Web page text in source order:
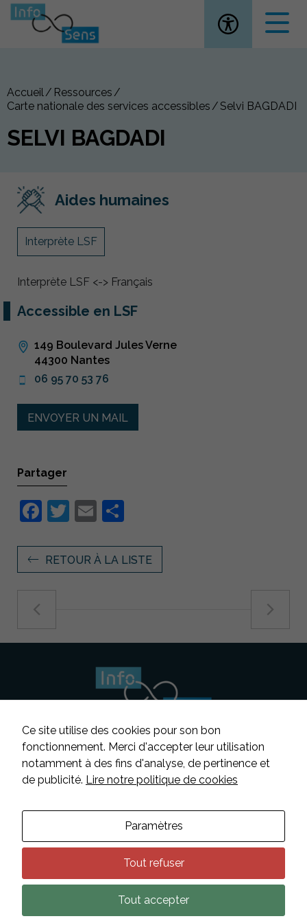
Ouvrir la
Accueil
Ressources
Carte nationale des services accessibles
Selvi BAGDADI
SELVI BAGDADI
Aides humaines
Interprète LSF
Interprète LSF <-> Français
Accessible en LSF
149 Boulevard Jules Verne
44300 Nantes
06 95 70 53 76
ENVOYER UN MAIL
Partager
Facebook
Twitter
Email
RETOUR À LA LISTE
Suivez-nous
Contacter INFOSENS
Mentions légales
Données personnelles
Plan du site
Ce site utilise des cookies pour son bon
fonctionnement. Merci d'accepter leur utilisation
notamment à des fins d'analyse, de pertinence et
de publicité. Lire notre politique de cookies
Paramètres
Tout refuser
Tout accepter
Nécessaire